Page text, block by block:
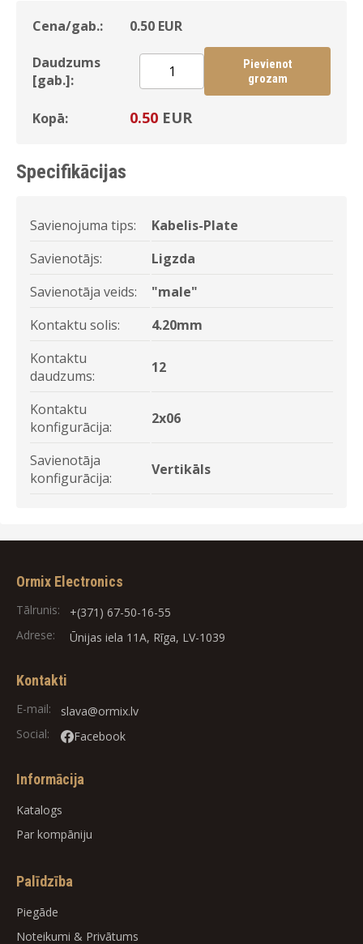
Cena/gab.: 0.50 EUR
Daudzums
[gab.]:
Pievienot
grozam
Kopā: 0.50 EUR
Specifikācijas
Savienojuma tips:
Kabelis-Plate
Savienotājs:
Ligzda
Savienotāja veids:
"male"
Kontaktu solis:
4.20mm
Kontaktu
daudzums:
12
Kontaktu
konfigurācija:
2x06
Savienotāja
konfigurācija:
Vertikāls
Ormix Electronics
Tālrunis:
+(371) 67-50-16-55
Adrese:
Ūnijas iela 11A, Rīga, LV-1039
Kontakti
E-mail:
slava@ormix.lv
Social:
Facebook
Informācija
Katalogs
Par kompāniju
Palīdzība
Piegāde
Noteikumi & Privātums